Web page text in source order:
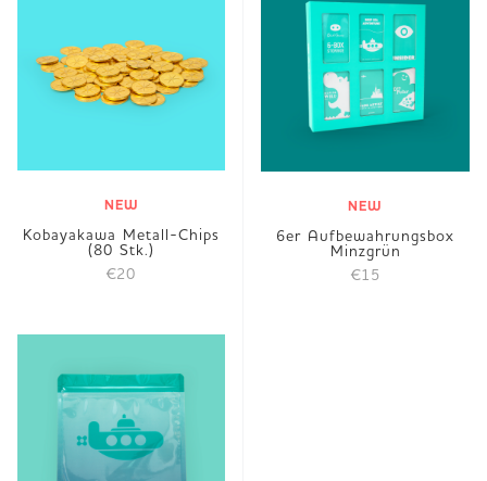
NEW
Kobayakawa Metall-Chips
(80 Stk.)
€20
NEW
6er Aufbewahrungsbox
Minzgrün
€15